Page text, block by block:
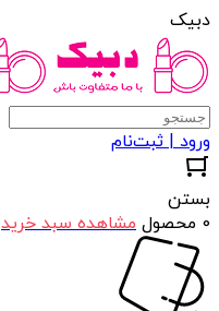
دبیک
ورود | ثبت‌نام
بستن
0 محصول
مشاهده سبد خرید